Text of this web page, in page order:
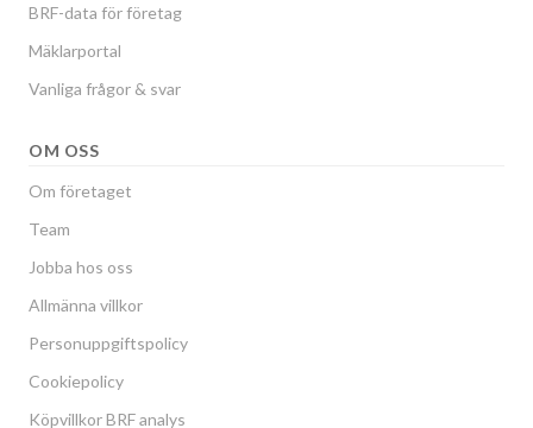
BRF-data för företag
Mäklarportal
Vanliga frågor & svar
OM OSS
Om företaget
Team
Jobba hos oss
Allmänna villkor
Personuppgiftspolicy
Cookiepolicy
Köpvillkor BRF analys